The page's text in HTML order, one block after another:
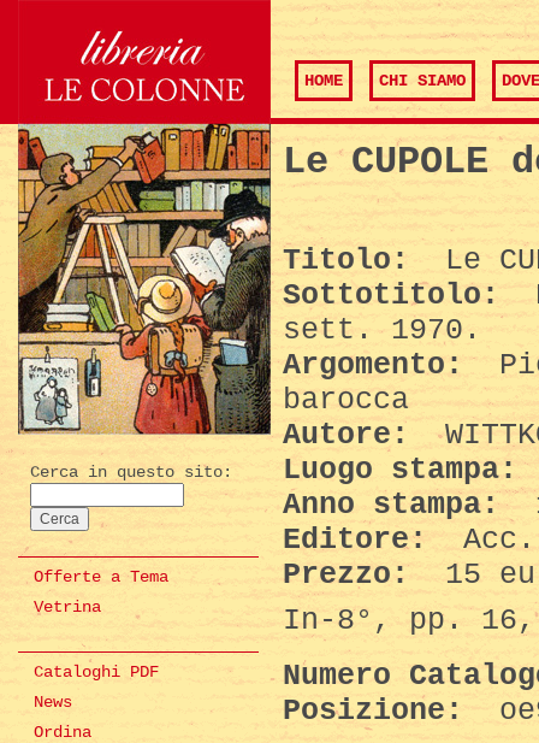
HOME CHI SIAMO
Cerca in questo sito:
Offerte a Tema
Vetrina
Cataloghi PDF
News
Ordina
Le CUPOLE
Titolo:
Le
Sottotitolo:
sett. 1970.
Argomento:
barocca
Autore:
Luogo stampa:
Anno stampa:
Editore:
Prezzo:
15
In-8°, pp.
Numero
Posizione: